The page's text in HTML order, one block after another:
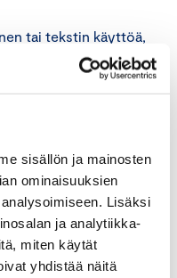
sisällön ja mainosten
ominaisuuksien
Lisäksi
ja analytiikka-
miten käytät
yhdistää näitä
tai tekstin käyttöä,
ominaisuutensa vuoksi
luettavuutta tai
mukaan
median tai
markkinoinnin
menettelyyn, jos
että kysymyksessä
vastaista.